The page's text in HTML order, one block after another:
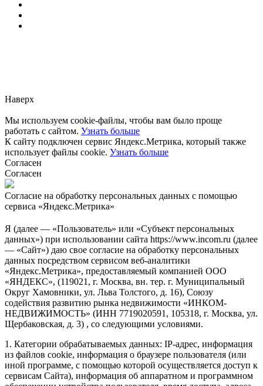
Наверх
Мы используем cookie-файлы, чтобы вам было проще
работать с сайтом. Узнать больше
К сайту подключен сервис Яндекс.Метрика, который также
использует файлы cookie. Узнать больше
Согласен
Согласен
Согласие на обработку персональных данных с помощью
сервиса «Яндекс.Метрика»
Я (далее — «Пользователь» или «Субъект персональных
данных») при использовании сайта https://www.incom.ru (далее
— «Сайт») даю свое согласие на обработку персональных
данных посредством сервисом веб-аналитики
«Яндекс.Метрика», предоставляемый компанией ООО
«ЯНДЕКС», (119021, г. Москва, вн. тер. г. Муниципальный
Округ Хамовники, ул. Льва Толстого, д. 16), Союзу
содействия развитию рынка недвижимости «ИНКОМ-
НЕДВИЖИМОСТЬ» (ИНН 7719020591, 105318, г. Москва, ул.
Щербаковская, д. 3) , со следующими условиями.
1. Категории обрабатываемых данных: IP-адрес, информация
из файлов cookie, информация о браузере пользователя (или
иной программе, с помощью которой осуществляется доступ к
сервисам Сайта), информация об аппаратном и программном